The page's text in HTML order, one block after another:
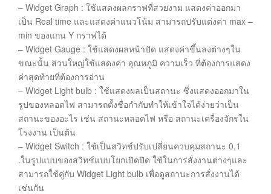
– Widget Graph : ใช้แสดงผลกราฟที่สวยงาม แสดงค่าออกมา
เป็น Real time และแสดงค่าแนวโน้ม สามารถปรับแต่งค่า max –
min ของแกน Y กราฟได้
– Widget Gauge : ใช้แสดงผลหน้าปัด แสดงค่าขึ้นลงต่างๆใน
ขณะนั้น ส่วนใหญ่ใช้แสดงค่า อุณหภูมิ ความเร็ว ที่ต้องการแสดง
ค่าสุดท้ายที่ต้องการอ่าน
– Widget Light bulb : ใช้แสดงผลเป็นสถานะ ซึ่งแสดงออกมาใน
รูปของหลอดไฟ สามารถตั้งชื่อกำกับทำให้เข้าใจได้ง่ายว่าเป็น
สถานะของอะไร เช่น สถานะหลอดไฟ หรือ สถานะเครื่องจักรใน
โรงงาน เป็นต้น
– Widget Switch : ใช้เป็นสวิทช์ปรับเปลี่ยนควบคุมสถานะ 0,1
.ในรูปแบบของสวิทช์แบบโยกเปิดปิด ใช้ในการสั่งงานต่างๆและ
สามารถใช้คู่กับ Widget Light bulb เพื่อดูสถานะการสั่งงานได้
เช่นกัน